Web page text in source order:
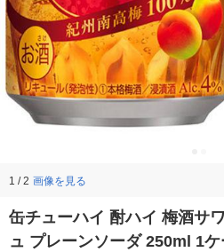
1 / 2 画像を見る
缶チューハイ 酎ハイ 梅酒サ
ュ プレーンソーダ 250ml 1